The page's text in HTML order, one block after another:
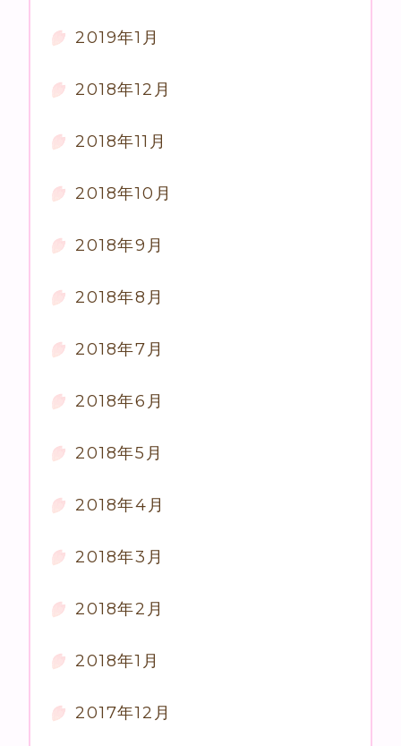
2019年1月
2018年12月
2018年11月
2018年10月
2018年9月
2018年8月
2018年7月
2018年6月
2018年5月
2018年4月
2018年3月
2018年2月
2018年1月
2017年12月